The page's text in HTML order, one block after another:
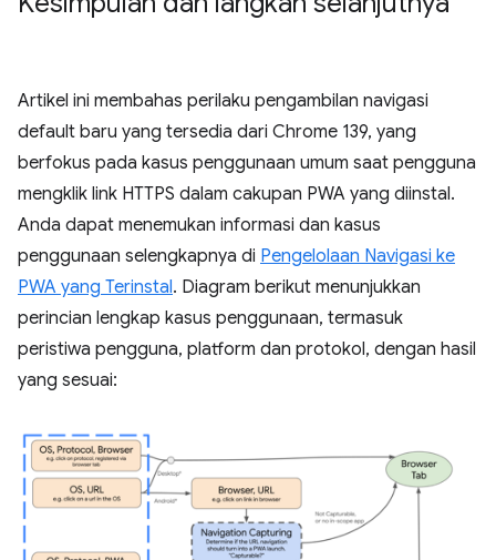
Artikel ini membahas perilaku pengambilan navigasi
default baru yang tersedia dari Chrome 139, yang
berfokus pada kasus penggunaan umum saat pengguna
mengklik link HTTPS dalam cakupan PWA yang diinstal.
Anda dapat menemukan informasi dan kasus
penggunaan selengkapnya di Pengelolaan Navigasi ke
PWA yang Terinstal. Diagram berikut menunjukkan
perincian lengkap kasus penggunaan, termasuk
peristiwa pengguna, platform dan protokol, dengan hasil
yang sesuai: